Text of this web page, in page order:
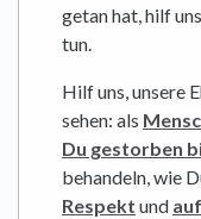
getan hat, hilf
tun.
Hilf uns, unsere
sehen: als
Du gestorben
behandeln, wie
Respekt und